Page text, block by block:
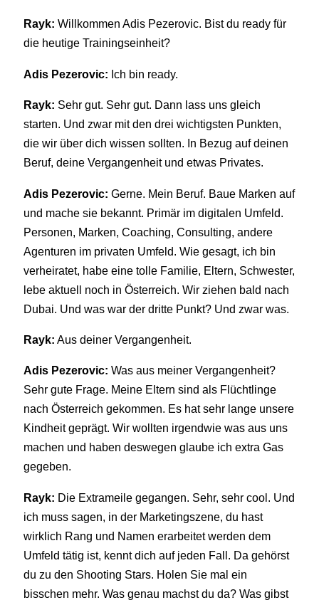
Rayk: Willkommen Adis Pezerovic. Bist du ready für
die heutige Trainingseinheit?
Adis Pezerovic: Ich bin ready.
Rayk: Sehr gut. Sehr gut. Dann lass uns gleich
starten. Und zwar mit den drei wichtigsten Punkten,
die wir über dich wissen sollten. In Bezug auf deinen
Beruf, deine Vergangenheit und etwas Privates.
Adis Pezerovic: Gerne. Mein Beruf. Baue Marken auf
und mache sie bekannt. Primär im digitalen Umfeld.
Personen, Marken, Coaching, Consulting, andere
Agenturen im privaten Umfeld. Wie gesagt, ich bin
verheiratet, habe eine tolle Familie, Eltern, Schwester,
lebe aktuell noch in Österreich. Wir ziehen bald nach
Dubai. Und was war der dritte Punkt? Und zwar was.
Rayk: Aus deiner Vergangenheit.
Adis Pezerovic: Was aus meiner Vergangenheit?
Sehr gute Frage. Meine Eltern sind als Flüchtlinge
nach Österreich gekommen. Es hat sehr lange unsere
Kindheit geprägt. Wir wollten irgendwie was aus uns
machen und haben deswegen glaube ich extra Gas
gegeben.
Rayk: Die Extrameile gegangen. Sehr, sehr cool. Und
ich muss sagen, in der Marketingszene, du hast
wirklich Rang und Namen erarbeitet werden dem
Umfeld tätig ist, kennt dich auf jeden Fall. Da gehörst
du zu den Shooting Stars. Holen Sie mal ein
bisschen mehr. Was genau machst du da? Was gibst